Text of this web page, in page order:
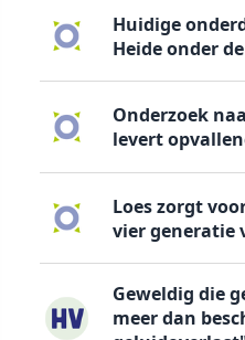
Huidige
Heide onder
Onderzoek
levert
Loes zorgt
vier generatie
Geweldig die
meer dan